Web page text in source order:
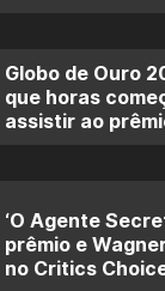
Globo de Ouro
que horas
assistir ao
‘O Agente
prêmio e
no Critics